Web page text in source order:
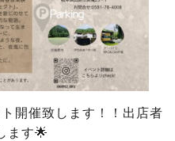
開催致します！！出店者
ます🌟